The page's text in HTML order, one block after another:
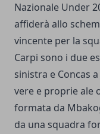
Nazionale Under
affiderà allo
vincente per la
Carpi sono i due
sinistra e Concas
vere e proprie ale
formata da
da una squadra